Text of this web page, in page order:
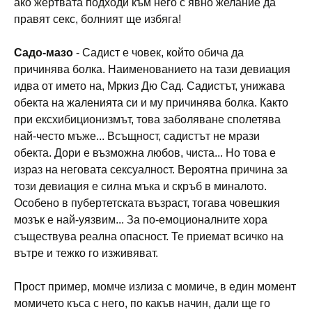
ако жертвата подходи към него с явно желание да
правят секс, болният ще избяга!
Садо-мазо - Садист е човек, който обича да
причинява болка. Наименованието на тази девиация
идва от името на, Мркиз Дю Сад. Садистът, унижава
обекта на жаленията си и му причинява болка. Както
при ексхибиционизмът, това заболяване сполетява
най-често мъже... Всъщност, садистът не мрази
обекта. Дори е възможна любов, чиста... Но това е
израз на неговата сексуалност. Вероятна причина за
този девиация е силна мъка и скръб в миналото.
Особено в пубертетската възраст, тогава човешкия
мозък е най-уязвим... За по-емоционалните хора
съществува реална опасност. Те приемат всичко на
вътре и тежко го изживяват.
Прост пример, момче излиза с момиче, в един момент
момичето къса с него, по какъв начин, дали ще го